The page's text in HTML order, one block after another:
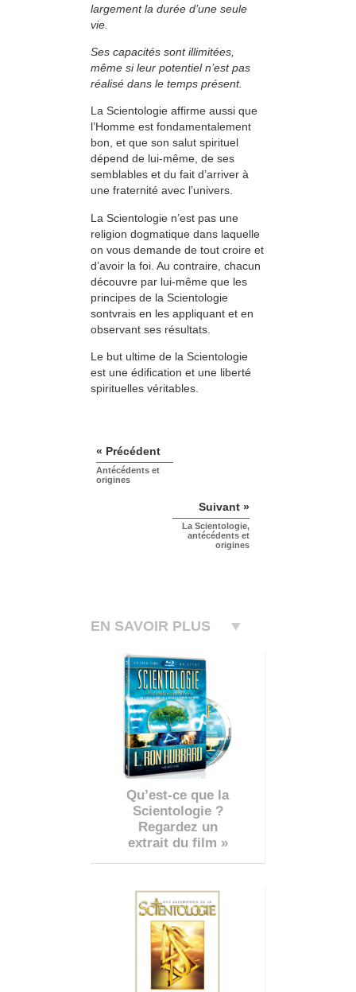
largement la durée d’une seule
vie.
Ses capacités sont illimitées,
même si leur po­tentiel n’est pas
réalisé dans le temps présent.
La Scientologie affirme aussi que
l’Homme est fondamentalement
bon, et que son salut spirituel
dépend de lui-même, de ses
semblables et du fait d’arriver à
une fraternité avec l’univers.
La Scientologie n’est pas une
religion dogmatique dans laquelle
on vous demande de tout croire et
d’avoir la foi. Au contraire, chacun
découvre par lui-même que les
principes de la Scientologie
sontvrais en les appliquant et en
observant ses résultats.
Le but ultime de la Scientologie
est une édification et une liberté
spirituelles véritables.
« Précédent
Antécédents et
origines
Suivant »
La Scientologie,
antécédents et
origines
EN SAVOIR PLUS
Qu’est-ce que la
Scientologie ?
Regardez un
extrait du film »